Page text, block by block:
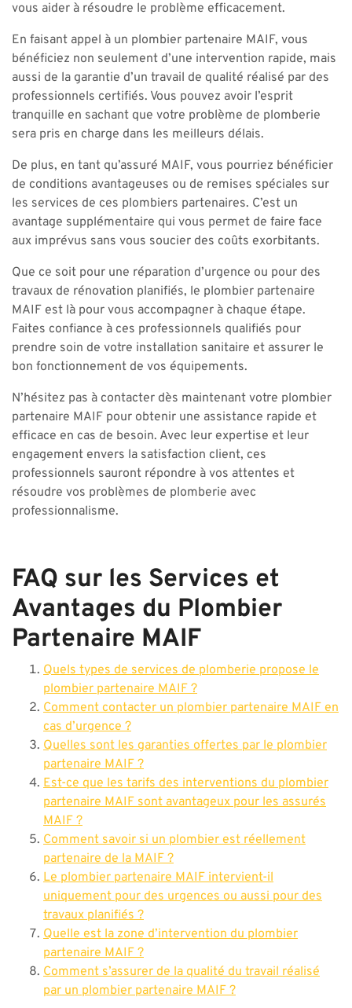
vous aider à résoudre le problème efficacement.
En faisant appel à un plombier partenaire MAIF, vous
bénéficiez non seulement d’une intervention rapide, mais
aussi de la garantie d’un travail de qualité réalisé par des
professionnels certifiés. Vous pouvez avoir l’esprit
tranquille en sachant que votre problème de plomberie
sera pris en charge dans les meilleurs délais.
De plus, en tant qu’assuré MAIF, vous pourriez bénéficier
de conditions avantageuses ou de remises spéciales sur
les services de ces plombiers partenaires. C’est un
avantage supplémentaire qui vous permet de faire face
aux imprévus sans vous soucier des coûts exorbitants.
Que ce soit pour une réparation d’urgence ou pour des
travaux de rénovation planifiés, le plombier partenaire
MAIF est là pour vous accompagner à chaque étape.
Faites confiance à ces professionnels qualifiés pour
prendre soin de votre installation sanitaire et assurer le
bon fonctionnement de vos équipements.
N’hésitez pas à contacter dès maintenant votre plombier
partenaire MAIF pour obtenir une assistance rapide et
efficace en cas de besoin. Avec leur expertise et leur
engagement envers la satisfaction client, ces
professionnels sauront répondre à vos attentes et
résoudre vos problèmes de plomberie avec
professionnalisme.
FAQ sur les Services et
Avantages du Plombier
Partenaire MAIF
Quels types de services de plomberie propose le
plombier partenaire MAIF ?
Comment contacter un plombier partenaire MAIF en
cas d’urgence ?
Quelles sont les garanties offertes par le plombier
partenaire MAIF ?
Est-ce que les tarifs des interventions du plombier
partenaire MAIF sont avantageux pour les assurés
MAIF ?
Comment savoir si un plombier est réellement
partenaire de la MAIF ?
Le plombier partenaire MAIF intervient-il
uniquement pour des urgences ou aussi pour des
travaux planifiés ?
Quelle est la zone d’intervention du plombier
partenaire MAIF ?
Comment s’assurer de la qualité du travail réalisé
par un plombier partenaire MAIF ?